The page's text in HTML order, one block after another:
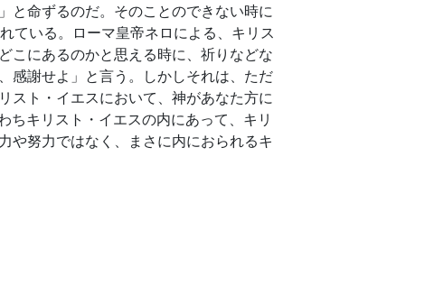
と命ずるのだ。そのことのできない時に
ている。ローマ皇帝ネロによる、キリス
こにあるのかと思える時に、祈りなどな
感謝せよ」と言う。しかしそれは、ただ
スト・イエスにおいて、神があなた方に
ちキリスト・イエスの内にあって、キリ
や努力ではなく、まさに内におられるキ